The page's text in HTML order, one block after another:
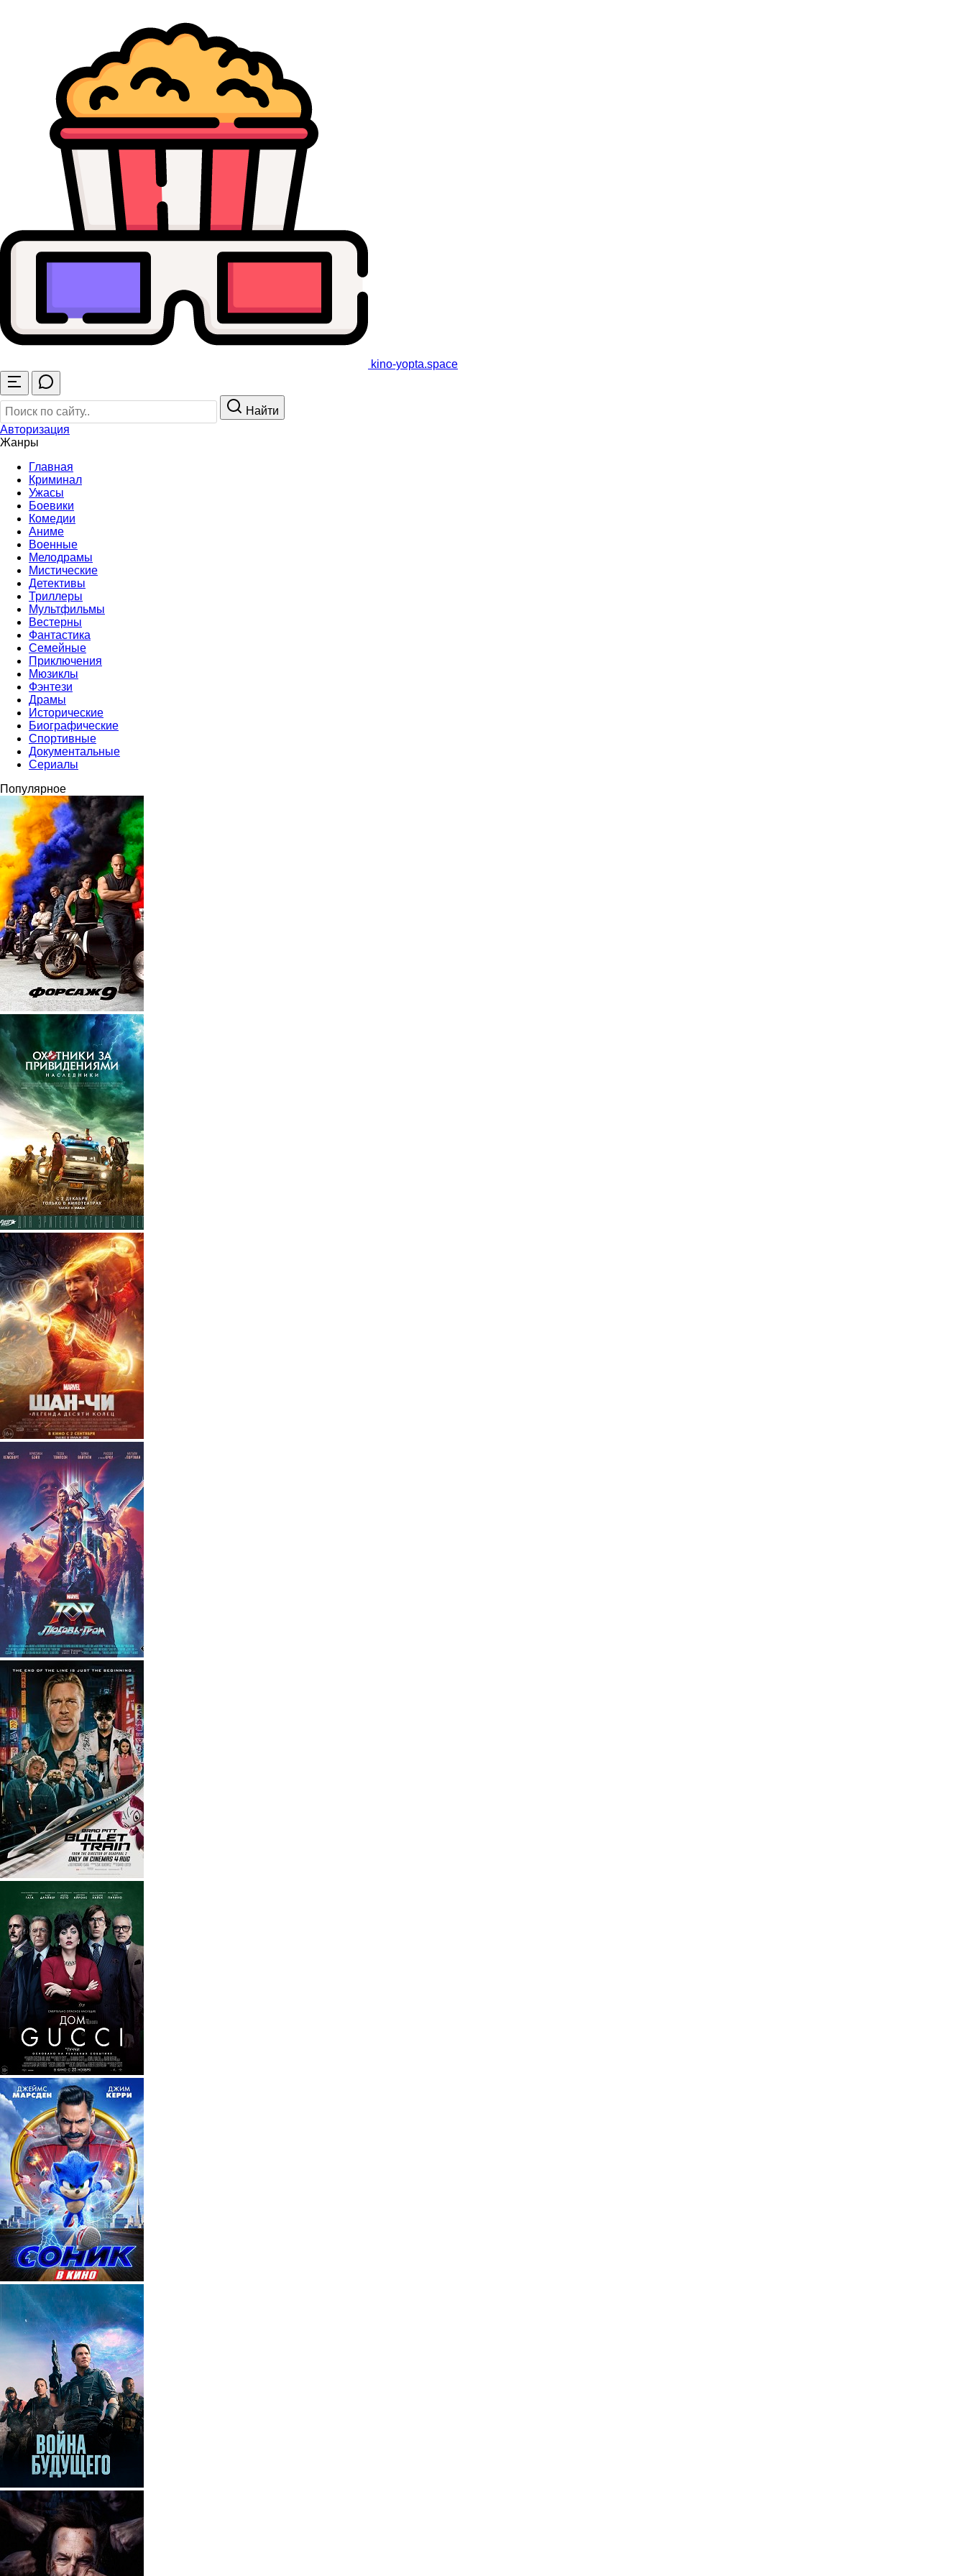
kino-yopta.space
Найти
Авторизация
Жанры
Главная
Криминал
Ужасы
Боевики
Комедии
Аниме
Военные
Мелодрамы
Мистические
Детективы
Триллеры
Мультфильмы
Вестерны
Фантастика
Семейные
Приключения
Мюзиклы
Фэнтези
Драмы
Исторические
Биографические
Спортивные
Документальные
Сериалы
Популярное